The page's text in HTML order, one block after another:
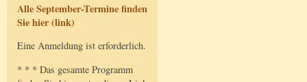
Alle September-Termine finden
Sie hier (link)
Eine Anmeldung ist erforderlich.
* * * Das gesamte Programm